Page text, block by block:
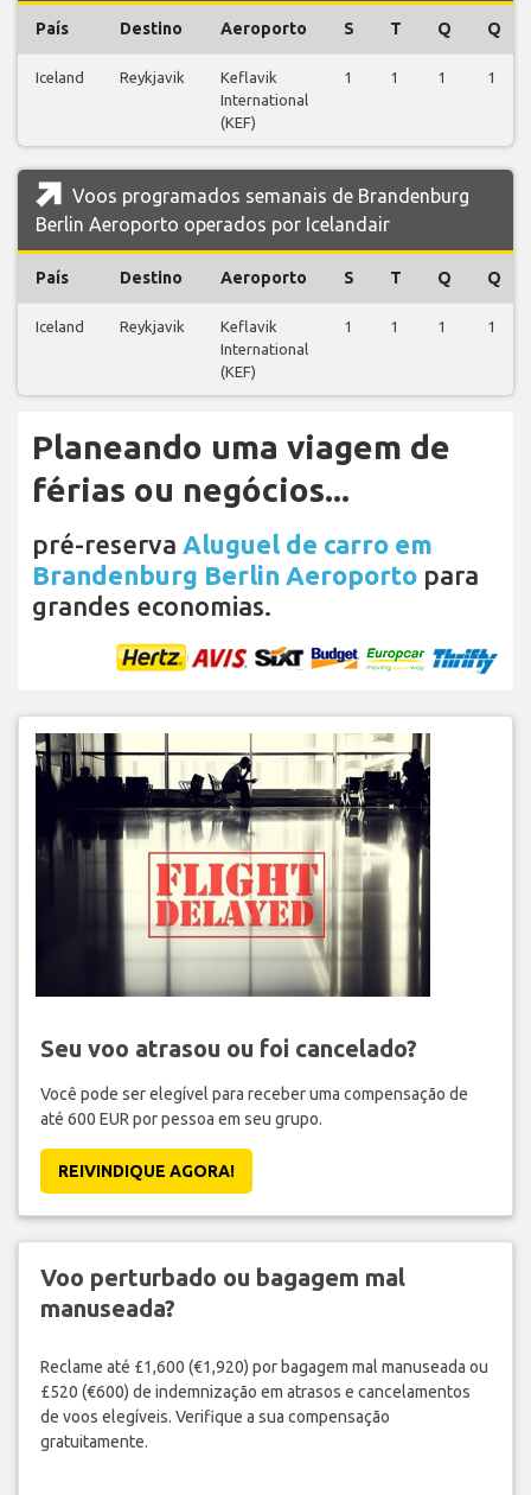
País Destino Aeroporto S T Q Q
Iceland Reykjavik
Keflavik
International
(KEF)
1 1 1 1
Voos programados semanais de Brandenburg
Berlin Aeroporto operados por Icelandair
País Destino Aeroporto S T Q Q
Iceland Reykjavik
Keflavik
International
(KEF)
1 1 1 1
Planeando uma viagem de
férias ou negócios...
pré-reserva Aluguel de carro em
Brandenburg Berlin Aeroporto para
grandes economias.
Seu voo atrasou ou foi cancelado?
Você pode ser elegível para receber uma compensação de
até 600 EUR por pessoa em seu grupo.
REIVINDIQUE AGORA!
Voo perturbado ou bagagem mal
manuseada?
Reclame até £1,600 (€1,920) por bagagem mal manuseada ou
£520 (€600) de indemnização em atrasos e cancelamentos
de voos elegíveis. Verifique a sua compensação
gratuitamente.